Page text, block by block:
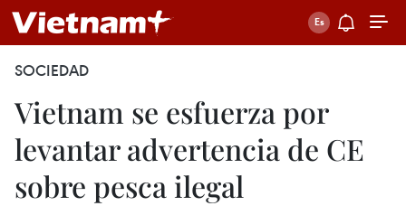
SOCIEDAD
Vietnam se esfuerza por
levantar advertencia de CE
sobre pesca ilegal